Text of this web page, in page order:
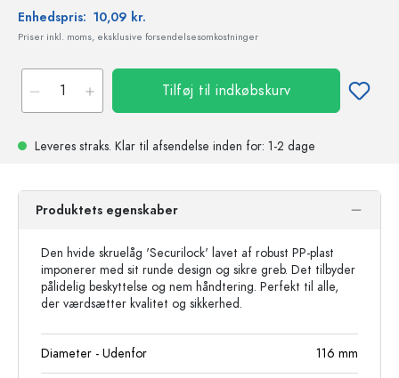
Enhedspris: 10,09 kr.
Priser inkl. moms, eksklusive forsendelsesomkostninger
Tilføj til indkøbskurv
Leveres straks. Klar til afsendelse inden for: 1-2 dage
Produktets egenskaber
Den hvide skruelåg 'Securilock' lavet af robust PP-plast
imponerer med sit runde design og sikre greb. Det tilbyder
pålidelig beskyttelse og nem håndtering. Perfekt til alle,
der værdsætter kvalitet og sikkerhed.
Diameter - Udenfor 116 mm